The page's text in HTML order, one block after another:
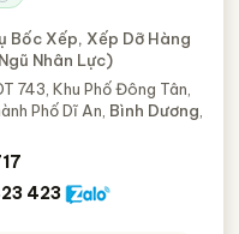
Bốc Xếp, Xếp Dỡ Hàng
Nhân Lực)
743, Khu Phố Đông Tân,
Phố Dĩ An, Bình Dương
423